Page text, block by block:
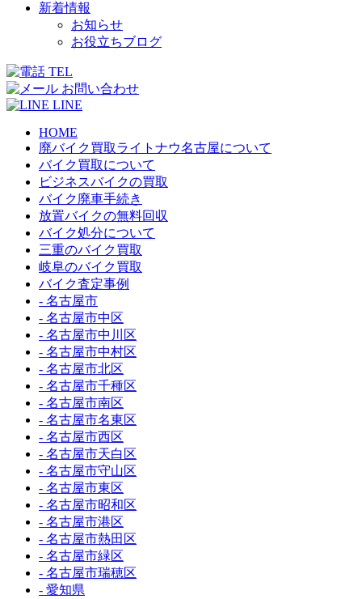
新着情報
お知らせ
お役立ちブログ
TEL
お問い合わせ
LINE
HOME
廃バイク買取ライトナウ名古屋について
バイク買取について
ビジネスバイクの買取
バイク廃車手続き
放置バイクの無料回収
バイク処分について
三重のバイク買取
岐阜のバイク買取
バイク査定事例
- 名古屋市
- 名古屋市中区
- 名古屋市中川区
- 名古屋市中村区
- 名古屋市北区
- 名古屋市千種区
- 名古屋市南区
- 名古屋市名東区
- 名古屋市西区
- 名古屋市天白区
- 名古屋市守山区
- 名古屋市東区
- 名古屋市昭和区
- 名古屋市港区
- 名古屋市熱田区
- 名古屋市緑区
- 名古屋市瑞穂区
- 愛知県